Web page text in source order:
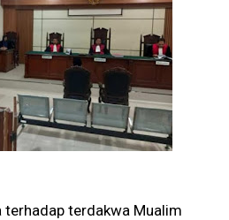
terhadap terdakwa Mualim